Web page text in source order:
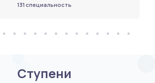
131 специальность
Ступени